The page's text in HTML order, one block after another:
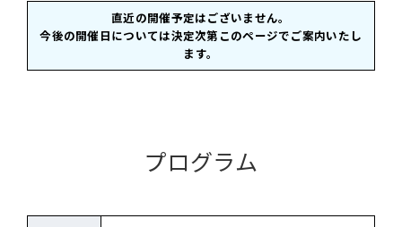
直近の開催予定はございません。
今後の開催日については決定次第このページでご案内いたし
ます。
プログラム